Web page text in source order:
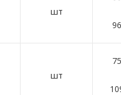
шт
шт